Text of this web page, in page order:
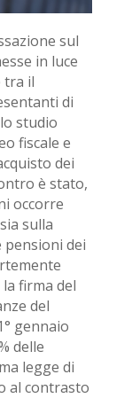
sul
in luce
tra il
di
studio
fiscale e
dei
è stato,
occorre
sulla
dei
firma del
del
gennaio
delle
legge di
al contrasto